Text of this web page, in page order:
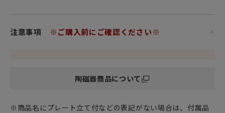
注意事項 ※ご購入前にご確認ください※
陶磁器商品について
※商品名にプレート立て付などの表記がない場合は、付属品